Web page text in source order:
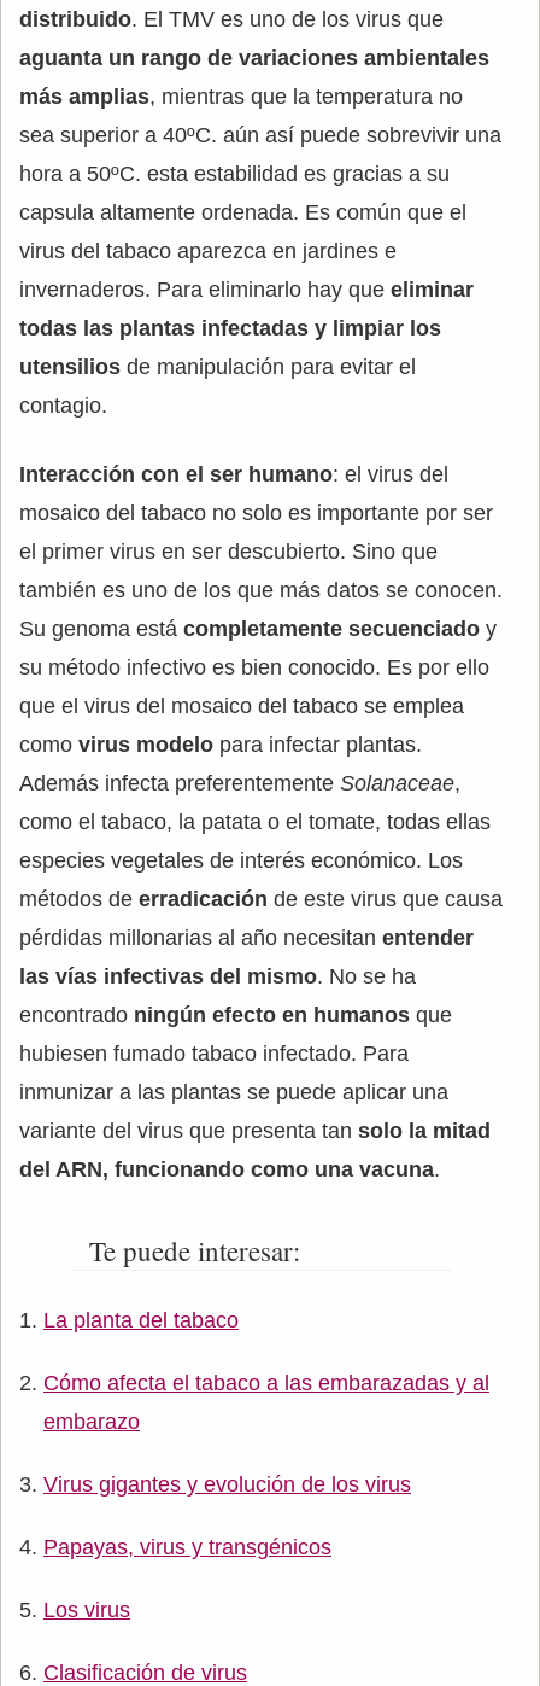
distribuido. El TMV es uno de los virus que
aguanta un rango de variaciones ambientales
más amplias, mientras que la temperatura no
sea superior a 40ºC. aún así puede sobrevivir una
hora a 50ºC. esta estabilidad es gracias a su
capsula altamente ordenada. Es común que el
virus del tabaco aparezca en jardines e
invernaderos. Para eliminarlo hay que eliminar
todas las plantas infectadas y limpiar los
utensilios de manipulación para evitar el
contagio.
Interacción con el ser humano: el virus del
mosaico del tabaco no solo es importante por ser
el primer virus en ser descubierto. Sino que
también es uno de los que más datos se conocen.
Su genoma está completamente secuenciado y
su método infectivo es bien conocido. Es por ello
que el virus del mosaico del tabaco se emplea
como virus modelo para infectar plantas.
Además infecta preferentemente Solanaceae,
como el tabaco, la patata o el tomate, todas ellas
especies vegetales de interés económico. Los
métodos de erradicación de este virus que causa
pérdidas millonarias al año necesitan entender
las vías infectivas del mismo. No se ha
encontrado ningún efecto en humanos que
hubiesen fumado tabaco infectado. Para
inmunizar a las plantas se puede aplicar una
variante del virus que presenta tan solo la mitad
del ARN, funcionando como una vacuna.
Te puede interesar:
La planta del tabaco
Cómo afecta el tabaco a las embarazadas y al
embarazo
Virus gigantes y evolución de los virus
Papayas, virus y transgénicos
Los virus
Clasificación de virus